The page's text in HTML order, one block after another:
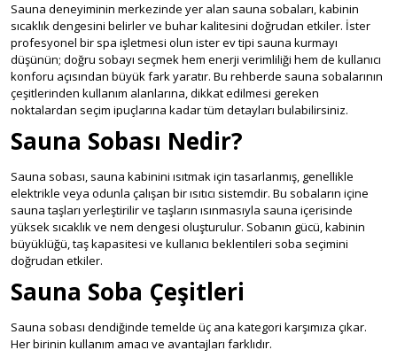
Sauna deneyiminin merkezinde yer alan sauna sobaları, kabinin
sıcaklık dengesini belirler ve buhar kalitesini doğrudan etkiler. İster
profesyonel bir spa işletmesi olun ister ev tipi sauna kurmayı
düşünün; doğru sobayı seçmek hem enerji verimliliği hem de kullanıcı
konforu açısından büyük fark yaratır. Bu rehberde sauna sobalarının
çeşitlerinden kullanım alanlarına, dikkat edilmesi gereken
noktalardan seçim ipuçlarına kadar tüm detayları bulabilirsiniz.
Sauna Sobası Nedir?
Sauna sobası, sauna kabinini ısıtmak için tasarlanmış, genellikle
elektrikle veya odunla çalışan bir ısıtıcı sistemdir. Bu sobaların içine
sauna taşları yerleştirilir ve taşların ısınmasıyla sauna içerisinde
yüksek sıcaklık ve nem dengesi oluşturulur. Sobanın gücü, kabinin
büyüklüğü, taş kapasitesi ve kullanıcı beklentileri soba seçimini
doğrudan etkiler.
Sauna Soba Çeşitleri
Sauna sobası dendiğinde temelde üç ana kategori karşımıza çıkar.
Her birinin kullanım amacı ve avantajları farklıdır.